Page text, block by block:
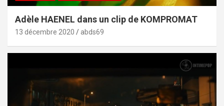
Adèle HAENEL dans un clip de KOMPROMAT
13 décembre 2020 abds69